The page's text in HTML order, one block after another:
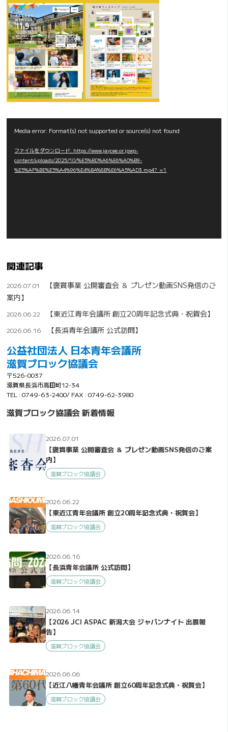
Media error: Format(s) not supported or source(s) not found
ファイルをダウンロード: https://www.jaycee.or.jpwp-
content/uploads/2025/10/%E5%BD%A6%E6%A0%B9-
%E5%AF%BE%E5%A4%96%E4%BA%8B%E6%A5%AD3.mp4?_=1
関連記事
2026.07.01
【褒賞事業 公開審査会 ＆ プレゼン動画SNS発信のご
案内】
2026.06.22 【東近江青年会議所 創立20周年記念式典・祝賀会】
2026.06.16 【長浜青年会議所 公式訪問】
公益社団法人 日本青年会議所
滋賀ブロック協議会
〒526-0037
滋賀県長浜市高田町12-34
TEL : 0749-63-2400/ FAX : 0749-62-3980
滋賀ブロック協議会 新着情報
2026.07.01
【褒賞事業 公開審査会 ＆ プレゼン動画SNS発信のご案
内】
滋賀ブロック協議会
2026.06.22
【東近江青年会議所 創立20周年記念式典・祝賀会】
滋賀ブロック協議会
2026.06.16
【長浜青年会議所 公式訪問】
滋賀ブロック協議会
2026.06.14
【2026 JCI ASPAC 新潟大会 ジャパンナイト 出展報
告】
滋賀ブロック協議会
2026.06.06
【近江八幡青年会議所 創立60周年記念式典・祝賀会】
滋賀ブロック協議会